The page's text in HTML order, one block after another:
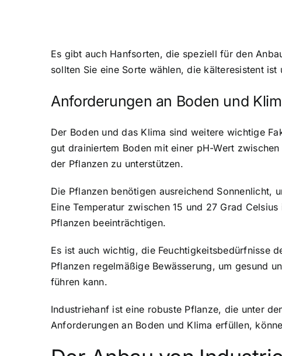
Es gibt auch Hanfsorten, die speziell für den
sollten Sie eine Sorte wählen, die kälteresistent
Anforderungen an Boden und
Der Boden und das Klima sind weitere wichtige
gut drainiertem Boden mit einer pH-Wert
der Pflanzen zu unterstützen.
Die Pflanzen benötigen ausreichend Sonnenlicht,
Eine Temperatur zwischen 15 und 27 Grad
Pflanzen beeinträchtigen.
Es ist auch wichtig, die Feuchtigkeitsbedürfnisse
Pflanzen regelmäßige Bewässerung, um gesund
führen kann.
Industriehanf ist eine robuste Pflanze, die unter
Anforderungen an Boden und Klima erfüllen,